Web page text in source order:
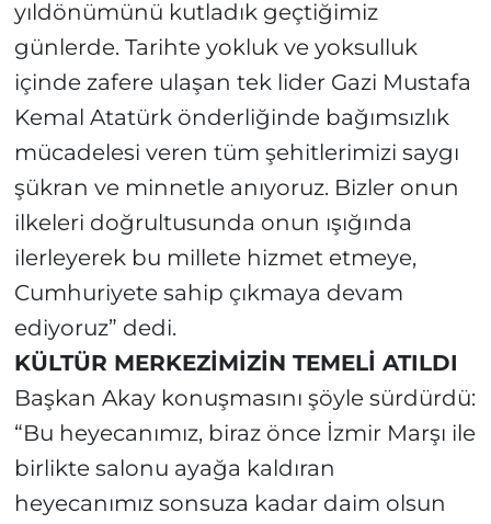
yıldönümünü kutladık geçtiğimiz
günlerde. Tarihte yokluk ve yoksulluk
içinde zafere ulaşan tek lider Gazi Mustafa
Kemal Atatürk önderliğinde bağımsızlık
mücadelesi veren tüm şehitlerimizi saygı
şükran ve minnetle anıyoruz. Bizler onun
ilkeleri doğrultusunda onun ışığında
ilerleyerek bu millete hizmet etmeye,
Cumhuriyete sahip çıkmaya devam
ediyoruz” dedi.
KÜLTÜR MERKEZİMİZİN TEMELİ ATILDI
Başkan Akay konuşmasını şöyle sürdürdü:
“Bu heyecanımız, biraz önce İzmir Marşı ile
birlikte salonu ayağa kaldıran
heyecanımız sonsuza kadar daim olsun